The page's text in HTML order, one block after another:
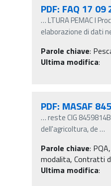
PDF: FAQ 17
…LTURA PEMAC I
elaborazione di dati
Parole chiave:
Ultima modifica:
PDF: MASAF
…reste CIG
dell'agricoltura, de…
Parole chiave:
modalita, Contratti
Ultima modifica: